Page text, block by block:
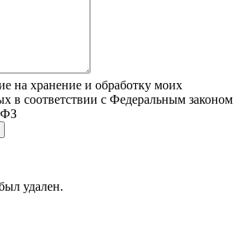
на хранение и обработку моих
в соответствии с Федеральным законом
ФЗ
удален.